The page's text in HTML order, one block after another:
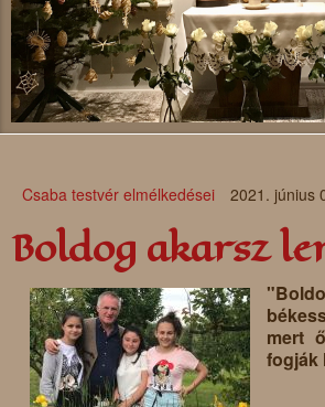
Csaba testvér elmélkedései 2021. június
Boldog akarsz
mert
fogják